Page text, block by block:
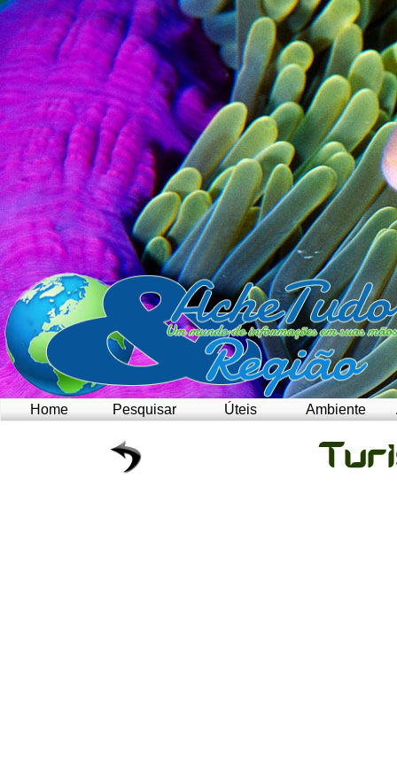
Home Pesquisar Úteis Ambiente